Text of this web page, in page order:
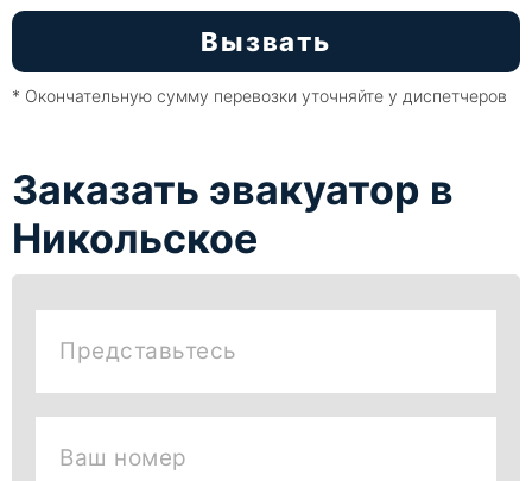
Вызвать
* Окончательную сумму перевозки уточняйте у диспетчеров
Заказать эвакуатор в
Никольское
Представьтесь
Ваш номер